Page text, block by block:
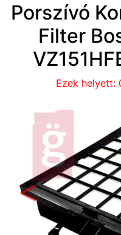
Porszívó
Filter
Ezek helyett:
Előző